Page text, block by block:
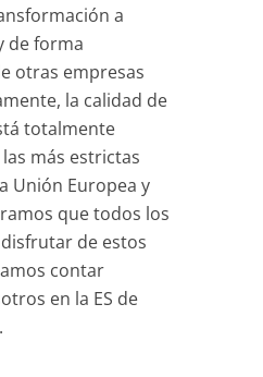
a
de forma
otras empresas
la calidad de
totalmente
más estrictas
Unión Europea y
que todos los
de estos
contar
en la ES de